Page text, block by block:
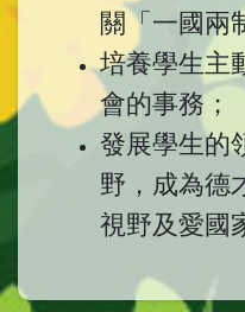
關「一國兩
培養學生主
會的事務；
發展學生的
野，成為德
視野及愛國